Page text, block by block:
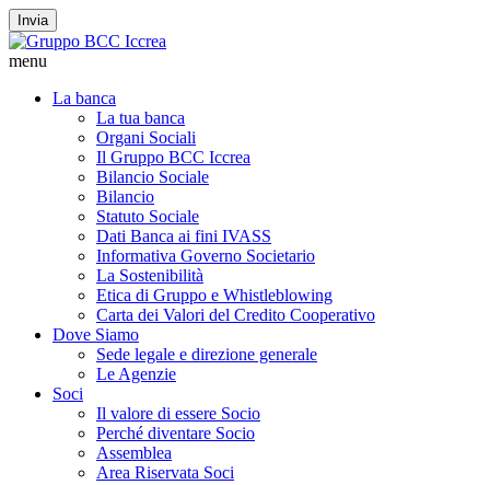
Invia
menu
La banca
La tua banca
Organi Sociali
Il Gruppo BCC Iccrea
Bilancio Sociale
Bilancio
Statuto Sociale
Dati Banca ai fini IVASS
Informativa Governo Societario
La Sostenibilità
Etica di Gruppo e Whistleblowing
Carta dei Valori del Credito Cooperativo
Dove Siamo
Sede legale e direzione generale
Le Agenzie
Soci
Il valore di essere Socio
Perché diventare Socio
Assemblea
Area Riservata Soci